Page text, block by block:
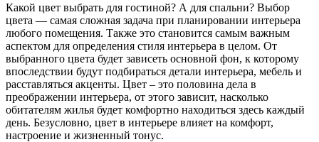
Какой цвет выбрать для гостиной? А для спальни? Выбор
цвета — самая сложная задача при планировании интерьера
любого помещения. Также это становится самым важным
аспектом для определения стиля интерьера в целом. От
выбранного цвета будет зависеть основной фон, к которому
впоследствии будут подбираться детали интерьера, мебель и
расставляться акценты. Цвет – это половина дела в
преображении интерьера, от этого зависит, насколько
обитателям жилья будет комфортно находиться здесь каждый
день. Безусловно, цвет в интерьере влияет на комфорт,
настроение и жизненный тонус.